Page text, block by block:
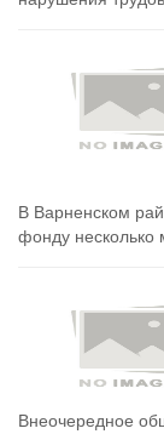
В Варненском
фонду несколько
Внеочередное